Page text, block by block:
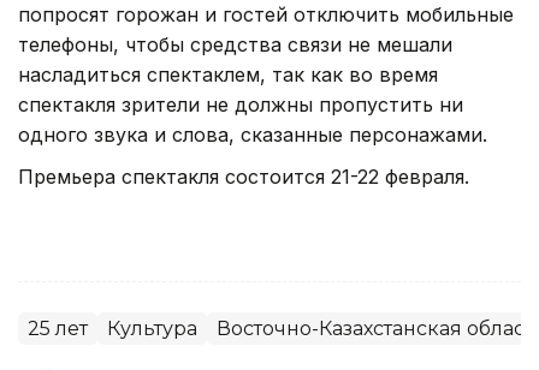
попросят горожан и гостей отключить мобильные
телефоны, чтобы средства связи не мешали
насладиться спектаклем, так как во время
спектакля зрители не должны пропустить ни
одного звука и слова, сказанные персонажами.
Премьера спектакля состоится 21-22 февраля.
25 лет Культура Восточно-Казахстанская